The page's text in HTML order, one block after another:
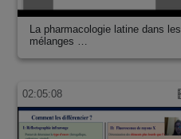
La pharmacologie latine dans les
mélanges …
02:05:08